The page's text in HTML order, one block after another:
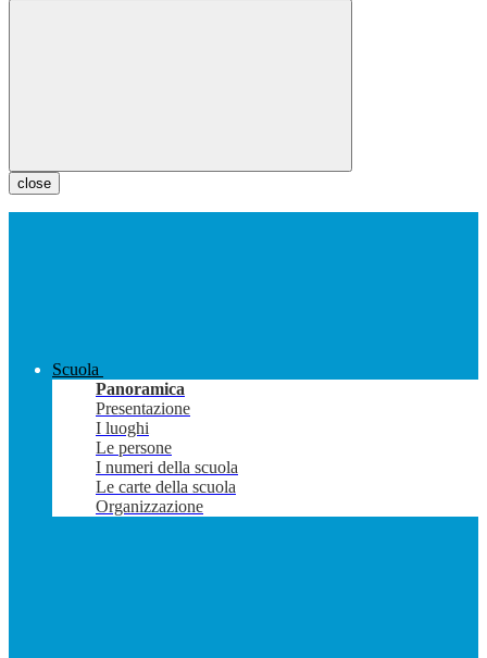
close
Scuola
Panoramica
Presentazione
I luoghi
Le persone
I numeri della scuola
Le carte della scuola
Organizzazione